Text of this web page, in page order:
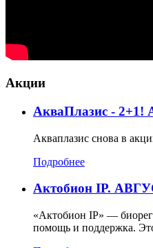
Акции
АкваПлазис -
Акваплазис снова в
Подробнее
Актобион IP.
«Актобион IP» —
помощь и поддержка.